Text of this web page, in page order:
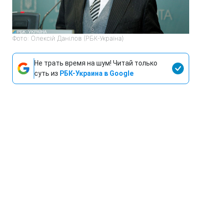
Фото: Олексій Данілов (РБК-Україна)
Не трать время на шум! Читай только
суть из РБК-Украина в Google